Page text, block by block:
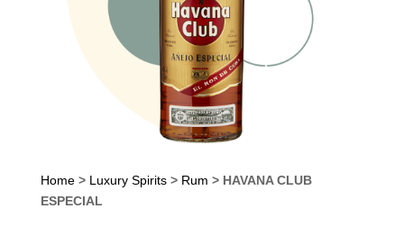
Home> Luxury Spirits> Rum > HAVANA CLUB
ESPECIAL